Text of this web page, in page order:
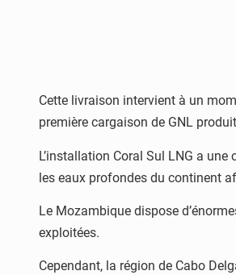
Cette livraison intervient à un
première cargaison de GNL
L’installation Coral Sul LNG a
les eaux profondes du continent
Le Mozambique dispose
exploitées.
Cependant, la région de Cabo